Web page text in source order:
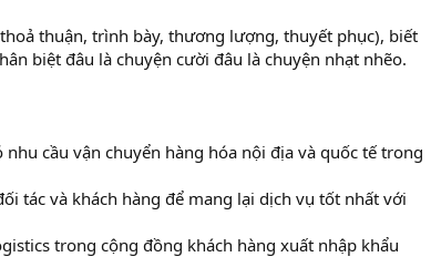
thuận, trình bày, thương lượng, thuyết phục), biết
biệt đâu là chuyện cười đâu là chuyện nhạt nhẽo.
cầu vận chuyển hàng hóa nội địa và quốc tế trong
tác và khách hàng để mang lại dịch vụ tốt nhất với
trong cộng đồng khách hàng xuất nhập khẩu